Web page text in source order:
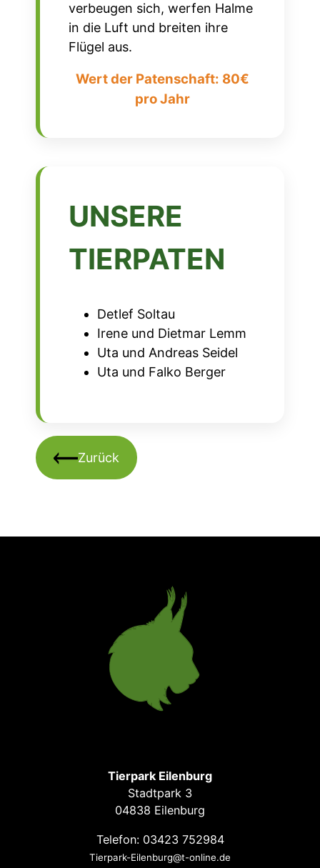
verbeugen sich, werfen Halme
in die Luft und breiten ihre
Flügel aus.
Wert der Patenschaft: 80€
pro Jahr
UNSERE
TIERPATEN
Detlef Soltau
Irene und Dietmar Lemm
Uta und Andreas Seidel
Uta und Falko Berger
Zurück
Tierpark Eilenburg
Stadtpark 3
04838 Eilenburg
Telefon: 03423 752984
Tierpark-Eilenburg@t-online.de